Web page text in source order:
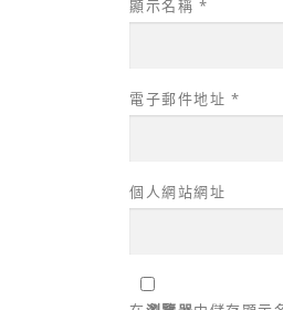
顯示名稱 *
電子郵件地址 *
個人網站網址